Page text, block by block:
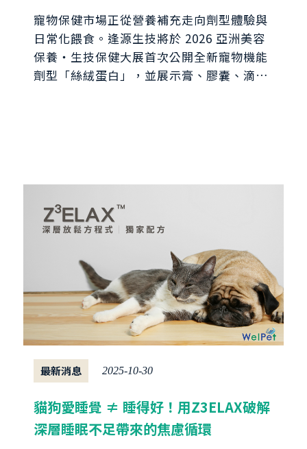
共探寵物保健新藍海
寵物保健市場正從營養補充走向劑型體驗與
日常化餵食。逢源生技將於 2026 亞洲美容
保養・生技保健大展首次公開全新寵物機能
劑型「絲絨蛋白」，並展示膏、膠囊、滴
最新消息 2025-10-30
貓狗愛睡覺 ≠ 睡得好！用Z3ELAX破解
深層睡眠不足帶來的焦慮循環